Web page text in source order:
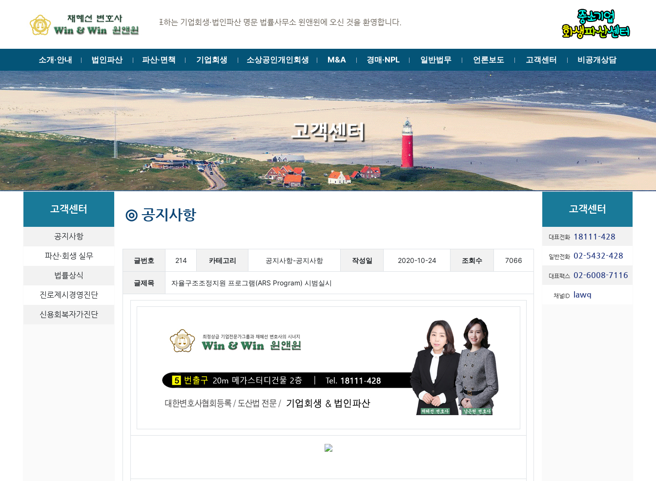
법조메카 서초동을 대표하는 기업회생·법인파산 명문 법률사무소 윈앤윈에 오신 것을 환영합니다.
소개·안내 ㅣ 법인파산 ㅣ 파산·면책 ㅣ 기업회생 ㅣ 소상공인개인회생 ㅣ M&A ㅣ 경매·NPL ㅣ 일반법무 ㅣ 언론보도 ㅣ 고객센터 ㅣ 비공개상담
고객센터
고객센터
공지사항
파산·회생 실무
법률상식
진로제시경영진단
신용회복자가진단
◎ 공지사항
글번호 214 카테고리 공지사항-공지사항 작성일 2020-10-24 조회수 7066
글제목 자율구조조정지원 프로그램(ARS Program) 시범실시
고객센터
대표전화 18111-428
일반전화 02-5432-428
대표팩스 02-6008-7116
채널ID lawq